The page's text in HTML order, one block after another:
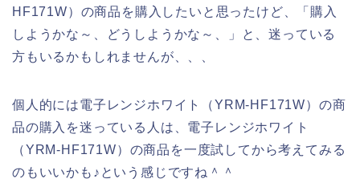
HF171W）の商品を購入したいと思ったけど、「購入
しようかな～、どうしようかな～、」と、迷っている
方もいるかもしれませんが、、、
個人的には電子レンジホワイト（YRM-HF171W）の商
品の購入を迷っている人は、電子レンジホワイト
（YRM-HF171W）の商品を一度試してから考えてみる
のもいいかも♪という感じですね＾＾